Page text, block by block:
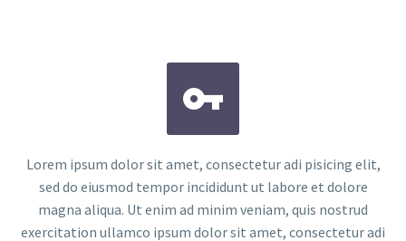


Lorem ipsum dolor sit amet, consectetur adi pisicing elit,
sed do eiusmod tempor incididunt ut labore et dolore
magna aliqua. Ut enim ad minim veniam, quis nostrud
exercitation ullamco ipsum dolor sit amet, consectetur adi